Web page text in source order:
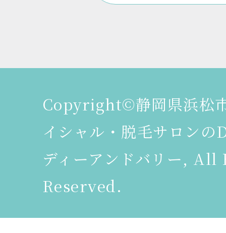
Copyright©静岡県浜松
イシャル・脱毛サロン
ディーアンドバリー,
Reserved.